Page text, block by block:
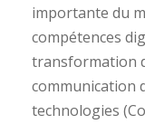
importante du
compétences
transformation
communication
technologies